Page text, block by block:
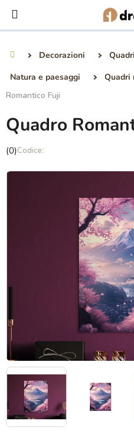
contenuto
Decorazioni
Natura e paesaggi
Quadri
Romantico Fuji
Quadro
La
media
(0)